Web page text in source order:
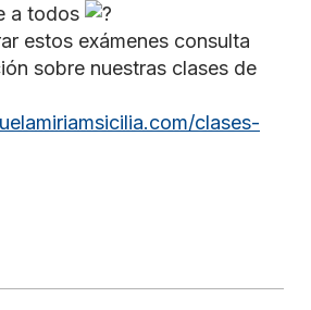
a todos
estos exámenes consulta
sobre nuestras clases de
clases-